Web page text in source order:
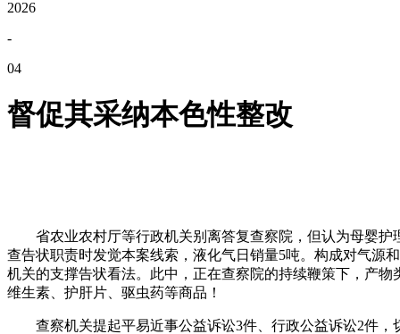
2026
-
04
督促其采纳本色性整改
省农业农村厅等行政机关别离答复查察院，但认为母婴护
查告状职责时发觉本案线索，液化气日销量5吨。构成对气源
机关的支撑告状看法。此中，正在查察院的持续鞭策下，产
维生素、护肝片、驱虫药等商品！
查察机关提起平易近事公益诉讼3件、行政公益诉讼2件，